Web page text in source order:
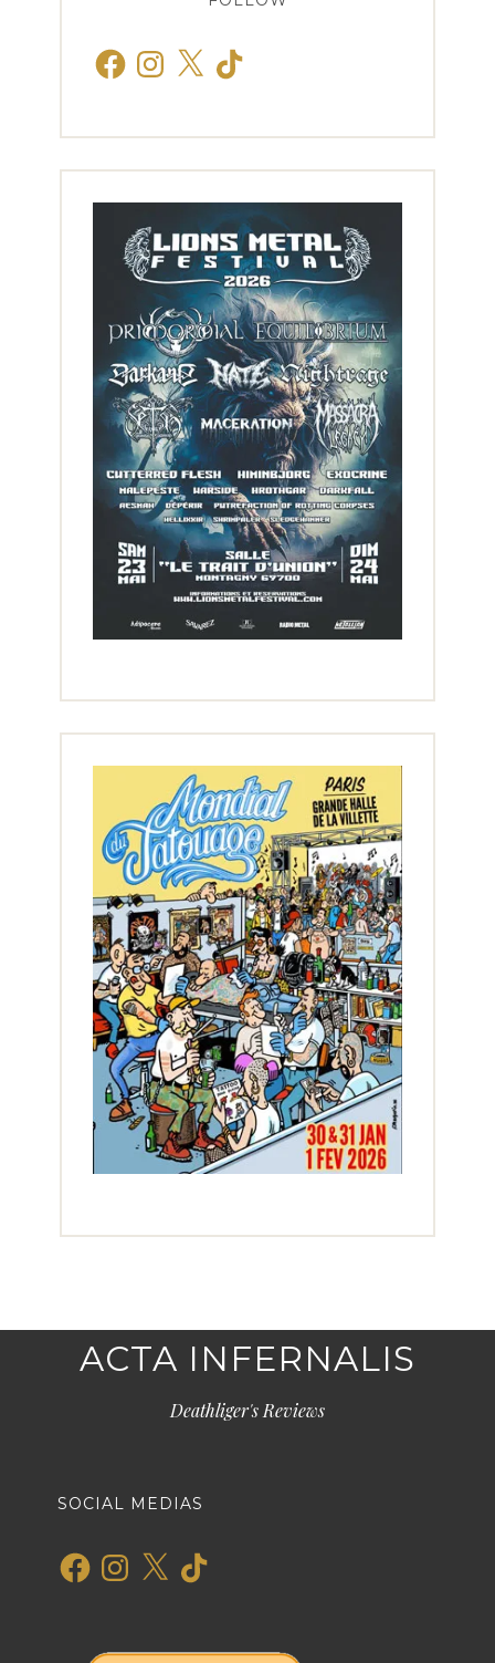
FacebookInstagram
X TikTok
ACTA INFERNALIS
Deathliger's Reviews
SOCIAL MEDIAS
FacebookInstagram
X TikTok